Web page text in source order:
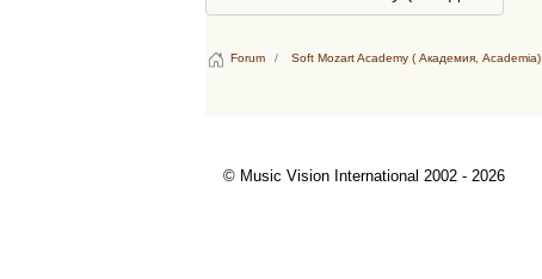
Forum Soft Mozart Academy ( Академия, Academia)
© Music Vision International 2002 - 2026